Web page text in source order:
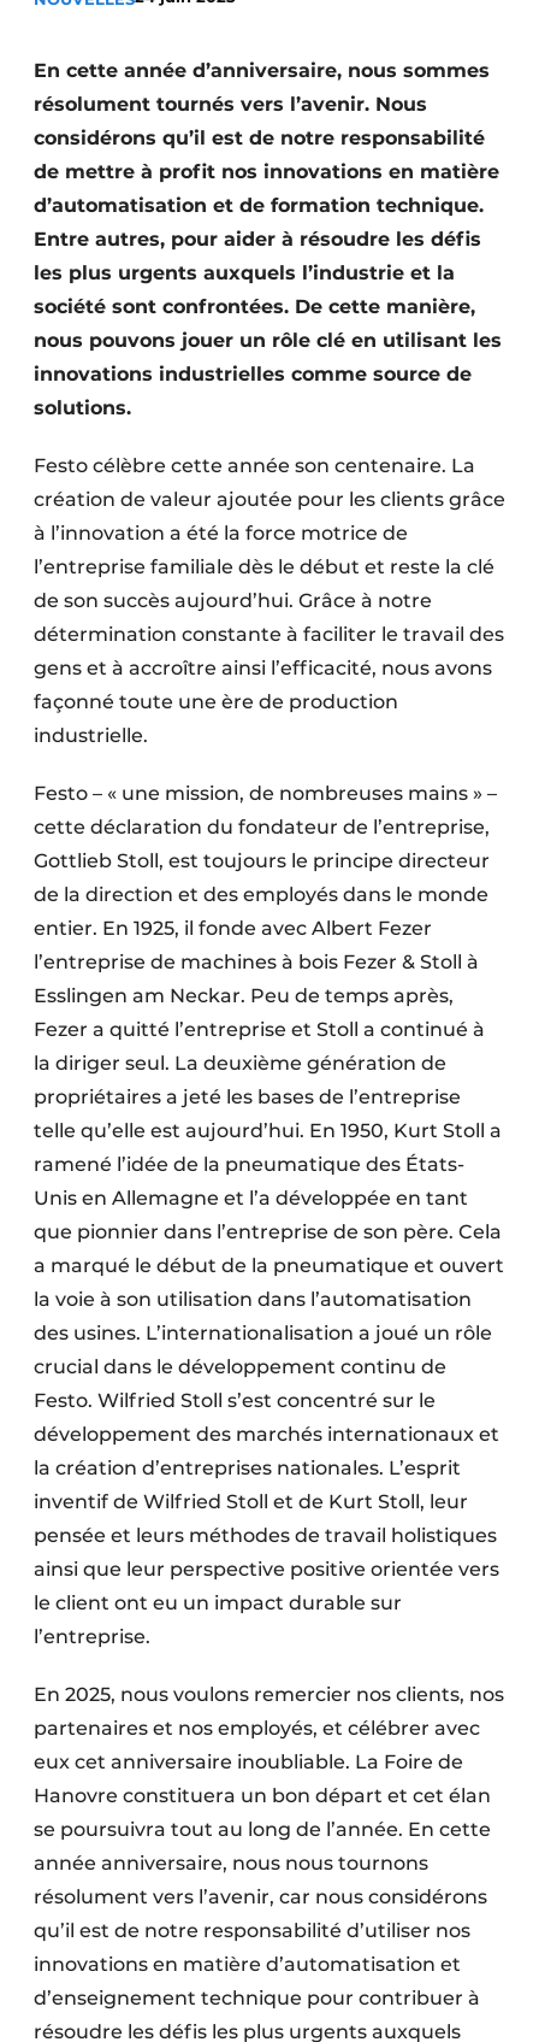
Privacy / Cookie statement
S’inscrire
S’inscrire
Termes et conditions
Video’s
En cette année d’anniversaire, nous sommes
résolument tournés vers l’avenir. Nous
considérons qu’il est de notre responsabilité
de mettre à profit nos innovations en matière
d’automatisation et de formation technique.
Entre autres, pour aider à résoudre les défis
les plus urgents auxquels l’industrie et la
société sont confrontées. De cette manière,
nous pouvons jouer un rôle clé en utilisant les
innovations industrielles comme source de
solutions.
Festo célèbre cette année son centenaire. La
création de valeur ajoutée pour les clients grâce
à l’innovation a été la force motrice de
l’entreprise familiale dès le début et reste la clé
de son succès aujourd’hui. Grâce à notre
détermination constante à faciliter le travail des
gens et à accroître ainsi l’efficacité, nous avons
façonné toute une ère de production
industrielle.
Festo – « une mission, de nombreuses mains » –
cette déclaration du fondateur de l’entreprise,
Gottlieb Stoll, est toujours le principe directeur
de la direction et des employés dans le monde
entier. En 1925, il fonde avec Albert Fezer
l’entreprise de machines à bois Fezer & Stoll à
Esslingen am Neckar. Peu de temps après,
Fezer a quitté l’entreprise et Stoll a continué à
la diriger seul. La deuxième génération de
propriétaires a jeté les bases de l’entreprise
telle qu’elle est aujourd’hui. En 1950, Kurt Stoll a
ramené l’idée de la pneumatique des États-
Unis en Allemagne et l’a développée en tant
que pionnier dans l’entreprise de son père. Cela
a marqué le début de la pneumatique et ouvert
la voie à son utilisation dans l’automatisation
des usines. L’internationalisation a joué un rôle
crucial dans le développement continu de
Festo. Wilfried Stoll s’est concentré sur le
développement des marchés internationaux et
la création d’entreprises nationales. L’esprit
inventif de Wilfried Stoll et de Kurt Stoll, leur
pensée et leurs méthodes de travail holistiques
ainsi que leur perspective positive orientée vers
le client ont eu un impact durable sur
l’entreprise.
En 2025, nous voulons remercier nos clients, nos
partenaires et nos employés, et célébrer avec
eux cet anniversaire inoubliable. La Foire de
Hanovre constituera un bon départ et cet élan
se poursuivra tout au long de l’année. En cette
année anniversaire, nous nous tournons
résolument vers l’avenir, car nous considérons
qu’il est de notre responsabilité d’utiliser nos
innovations en matière d’automatisation et
d’enseignement technique pour contribuer à
résoudre les défis les plus urgents auxquels